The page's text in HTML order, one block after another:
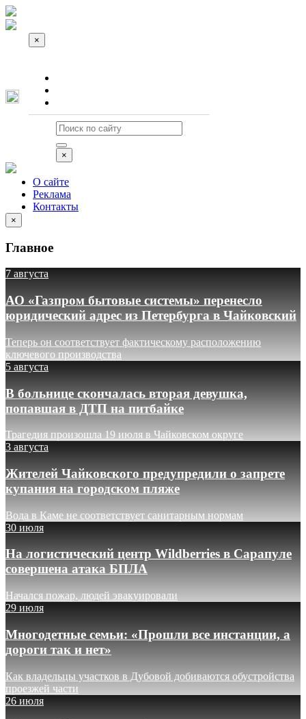
×
×
О сайте
Реклама
Контакты
×
Главное
7 августа
АО «Газпром бытовые системы» перенесло
юридический адрес из Петербурга в Чайковский
Теперь он соответствует фактическому расположению
ключевого производства
5 августа
В больнице скончалась вторая девушка,
попавшая в ДТП на питбайке
Трагедия произошла 19 июля в Чайковском округе
3 августа
Жителей Чайковского предупредили о запрете
купания на городском пляже
Вода в Каме не соответствует санитарным нормам
30 июля
На логистический центр Wildberries в Сарапуле
совершена атака БПЛА
Начался пожар, людей эвакуировали
29 июля
Многодетные семьи: «Прошли все инстанции, а
дороги так и нет»
Как владельцы участков в Дубовой добиваются обустройства
проезжей части
26 июля